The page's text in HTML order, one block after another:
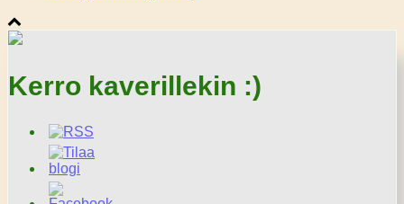
Kerro kaverillekin :)